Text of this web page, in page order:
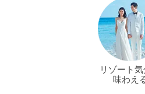
リゾート
味わえ